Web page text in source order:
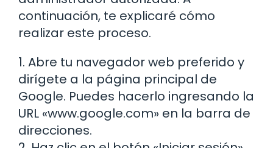
continuación, te explicaré cómo
realizar este proceso.
1. Abre tu navegador web preferido y
dirígete a la página principal de
Google. Puedes hacerlo ingresando la
URL «www.google.com» en la barra de
direcciones.